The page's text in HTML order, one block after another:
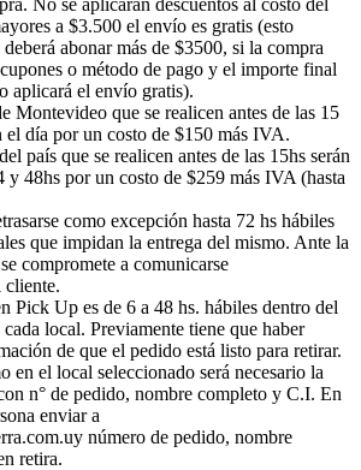
a $3.500 el envío es gratis (esto
abonar más de $3500, si la compra
o método de pago y el importe final
aplicará el envío gratis).
Montevideo que se realicen antes de las 15
el día por un costo de $150 más IVA.
país que se realicen antes de las 15hs serán
y 48hs por un costo de $259 más IVA (hasta
como excepción hasta 72 hs hábiles
que impidan la entrega del mismo. Ante la
compromete a comunicarse
cliente.
Pick Up es de 6 a 48 hs. hábiles dentro del
local. Previamente tiene que haber
de que el pedido está listo para retirar.
en el local seleccionado será necesario la
n° de pedido, nombre completo y C.I. En
enviar a
número de pedido, nombre
retira.